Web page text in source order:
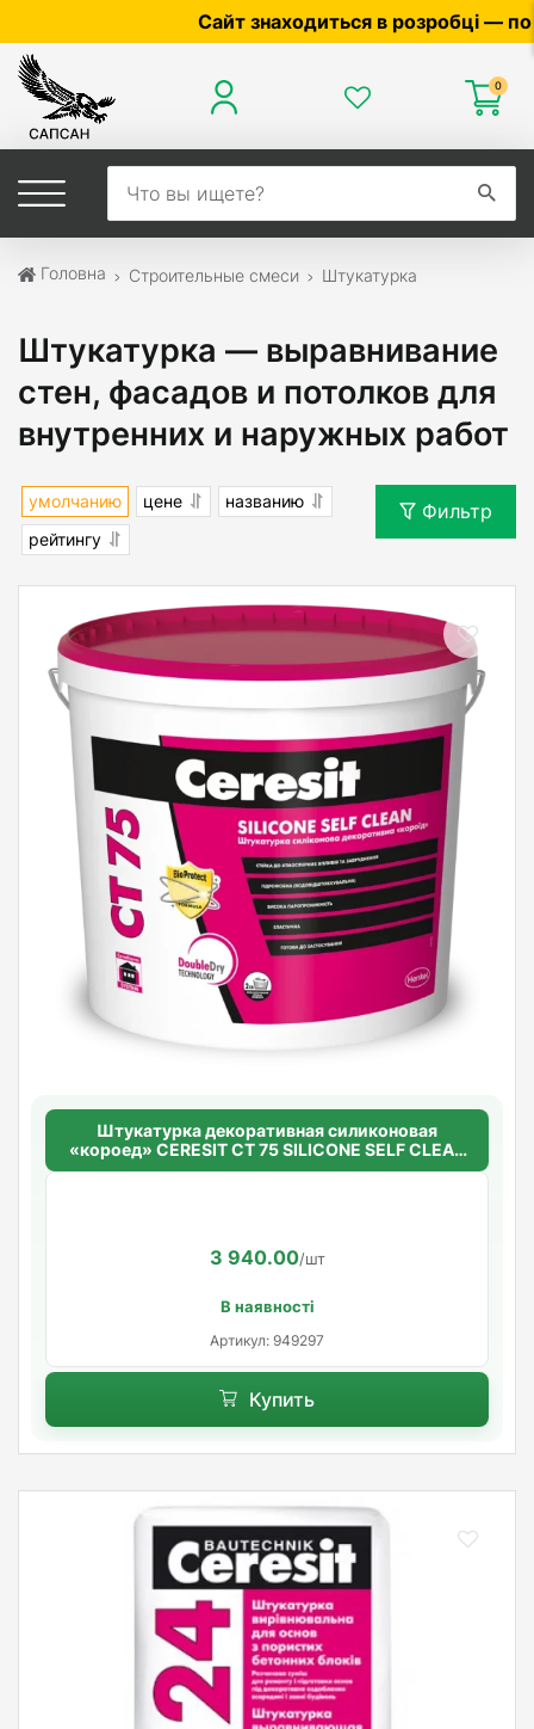
Сайт знаходиться в розробці — по ціні та
0
Головна Строительные смеси Штукатурка
Штукатурка — выравнивание
стен, фасадов и потолков для
внутренних и наружных работ
умолчанию цене
названию
рейтингу
Фильтр
Штукатурка декоративная силиконовая
«короед» CERESIT CT 75 SILICONE SELF CLEAN
(зерно 2,0 мм)
3 940.00/шт
В наявності
Артикул: 949297
Купить